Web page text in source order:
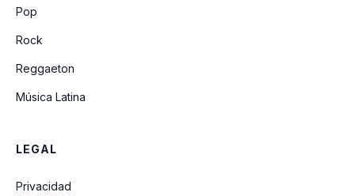
Pop
Rock
Reggaeton
Música Latina
LEGAL
Privacidad